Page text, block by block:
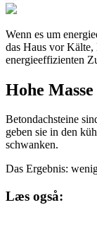
Wenn es um
das Haus vor
energieeffizienten
Hohe
Betondachsteine
geben sie in den
schwanken.
Das Ergebnis:
Læs også: